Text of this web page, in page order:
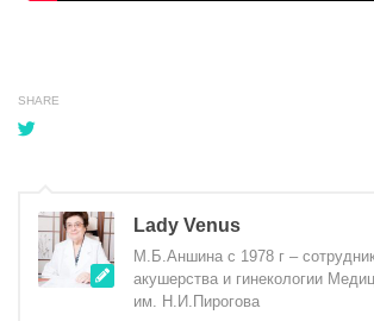
SHARE
Lady Venus
М.Б.Аншина с 1978 г –
акушерства и гинекологии
им. Н.И.Пирогова